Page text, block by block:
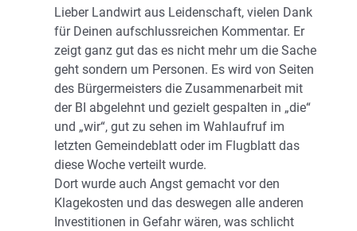
Lieber Landwirt aus Leidenschaft, vielen Dank
für Deinen aufschlussreichen Kommentar. Er
zeigt ganz gut das es nicht mehr um die Sache
geht sondern um Personen. Es wird von Seiten
des Bürgermeisters die Zusammenarbeit mit
der BI abgelehnt und gezielt gespalten in „die“
und „wir“, gut zu sehen im Wahlaufruf im
letzten Gemeindeblatt oder im Flugblatt das
diese Woche verteilt wurde.
Dort wurde auch Angst gemacht vor den
Klagekosten und das deswegen alle anderen
Investitionen in Gefahr wären, was schlicht